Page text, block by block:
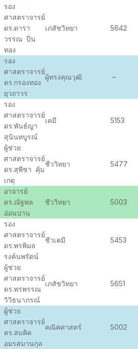
รอง
ศาสตราจารย์
ดร.ดารา
วรรณ ปิ่น
ทอง
เภสัชวิทยา 5642
รอง
ศาสตราจารย์
ดร.กรองทอง
ยุวถาวร
ผู้ทรงคุณวุฒิ –
รอง
ศาสตราจารย์
ดร.พันธ์ญา
สุนินทบูรณ์
เคมี 5153
ผู้ช่วย
ศาสตราจารย์
ดร.สุพีชา คุ้ม
เกตุ
ชีววิทยา 5477
อาจารย์
ดร.ณัฐพล
อ่อนปาน
ชีววิทยา 5003
รอง
ศาสตราจารย์
ดร.พรพิมล
รงค์นพรัตน์
ชีวเคมี 5453
ผู้ช่วย
ศาสตราจารย์
ดร.พรพรรณ
วิวิธนาภรณ์
เภสัชวิทยา 5651
ผู้ช่วย
ศาสตราจารย์
ดร.สมคิด
อมรสมานกุล
คณิตศาสตร์ 5002